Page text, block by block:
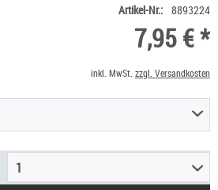
Artikel-Nr.: 8893224
7,95 € *
inkl. MwSt. zzgl. Versandkosten
1